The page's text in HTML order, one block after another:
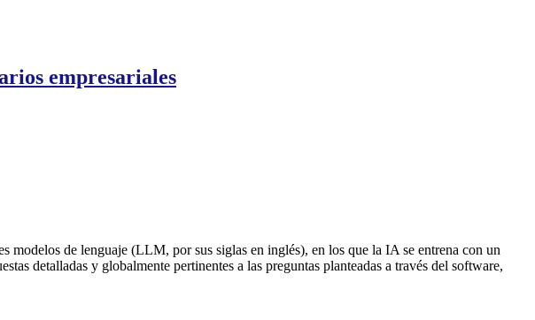
empresariales
modelos de lenguaje (LLM, por sus siglas en inglés), en los que la IA se entrena con un
detalladas y globalmente pertinentes a las preguntas planteadas a través del software,